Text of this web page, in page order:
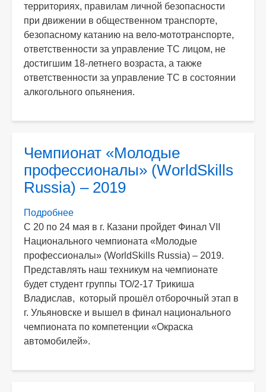
территориях, правилам личной безопасности
при движении в общественном транспорте,
безопасному катанию на вело-мототранспорте,
ответственности за управление ТС лицом, не
достигшим 18-летнего возраста, а также
ответственности за управление ТС в состоянии
алкогольного опьянения.
Чемпионат «Молодые
профессионалы» (WorldSkills
Russia) – 2019
Подробнее
Чемпионат
«Молодые
профессионалы»
(WorldSkills
Russia)
–
2019
C 20 по 24 мая в г. Казани пройдет Финал VII
Национального чемпионата «Молодые
профессионалы» (WorldSkills Russia) – 2019.
Представлять наш техникум на чемпионате
будет студент группы ТО/2-17 Трикиша
Владислав, который прошёл отборочный этап в
г. Ульяновске и вышел в финал национального
чемпионата по компетенции «Окраска
автомобилей».